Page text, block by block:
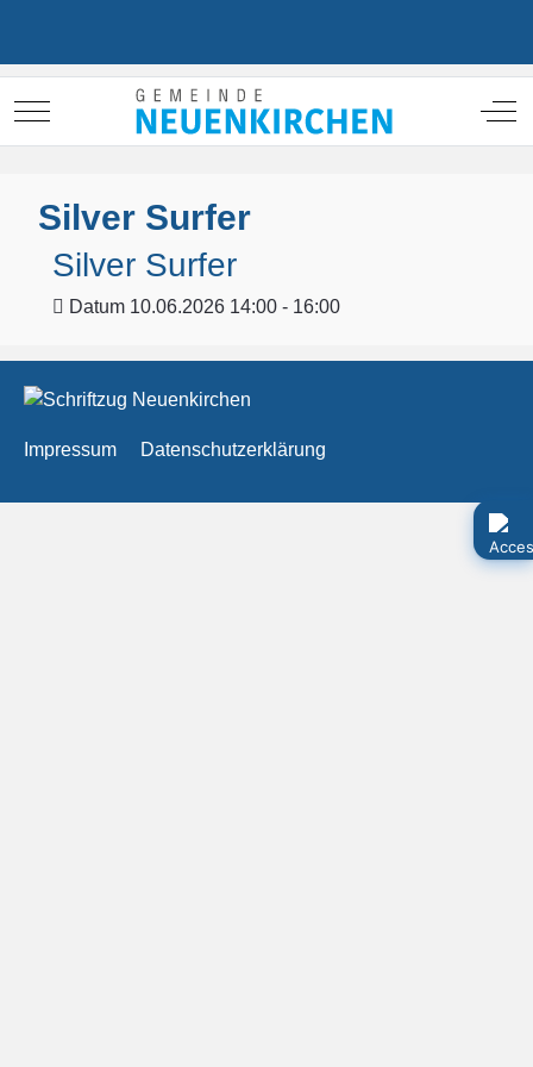
Mobile Menu Toggle Off-
Silver Surfer
Silver Surfer
Datum 10.06.2026 14:00 - 16:00
Impressum Datenschutzerklärung